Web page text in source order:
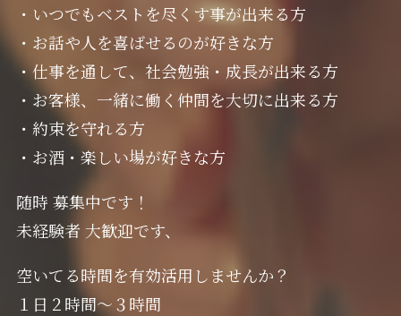
・いつでもベストを尽くす事が出来る方
・お話や人を喜ばせるのが好きな方
・仕事を通して、社会勉強・成長が出来る方
・お客様、一緒に働く仲間を大切に出来る方
・約束を守れる方
・お酒・楽しい場が好きな方
随時 募集中です！
未経験者 大歓迎です、
空いてる時間を有効活用しませんか？
１日２時間～３時間